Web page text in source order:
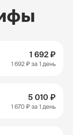
1 692 ₽
1 692 ₽ за 1 день
5 010 ₽
1 670 ₽ за 1 день